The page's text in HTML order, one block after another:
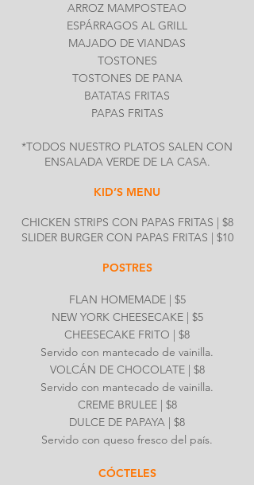
ARROZ MAMPOSTEAO
ESPÁRRAGOS AL GRILL
MAJADO DE VIANDAS
TOSTONES
TOSTONES DE PANA
BATATAS FRITAS
PAPAS FRITAS
*TODOS NUESTRO PLATOS SALEN CON
ENSALADA VERDE DE LA CASA.
KID’S MENU
CHICKEN STRIPS CON PAPAS FRITAS | $8
SLIDER BURGER CON PAPAS FRITAS | $10
POSTRES
FLAN HOMEMADE | $5
NEW YORK CHEESECAKE | $5
CHEESECAKE FRITO | $8
Servido con mantecado de vainilla.
VOLCÁN DE CHOCOLATE | $8
Servido con mantecado de vainilla.
CREME BRULEE | $8
DULCE DE PAPAYA | $8
Servido con queso fresco del país.
CÓCTELES